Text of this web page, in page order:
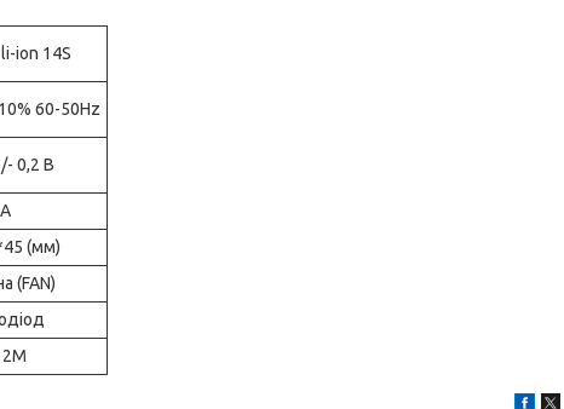
ion 14S
60-50Hz
0,2 В
(мм)
(FAN)